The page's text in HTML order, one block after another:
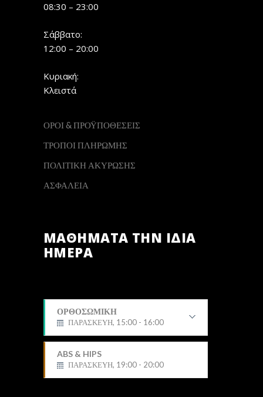
08:30 – 23:00
Σάββατο:
12:00 – 20:00
Κυριακή:
Κλειστά
ΟΡΟΙ & ΠΡΟΫΠΟΘΕΣΕΙΣ
ΤΡΟΠΟΙ ΠΛΗΡΩΜΗΣ
ΠΟΛΙΤΙΚΗ ΑΚΥΡΩΣΗΣ
ΑΣΦΑΛΕΙΑ
ΜΑΘΗΜΑΤΑ ΤΗΝ ΙΔΙΑ
ΗΜΕΡΑ
ΟΡΘΟΣΩΜΙΚΗ
ΠΑΡΑΣΚΕΥΗ, 15:00 - 16:00
ABS & HIPS
ΠΑΡΑΣΚΕΥΗ, 19:00 - 20:00